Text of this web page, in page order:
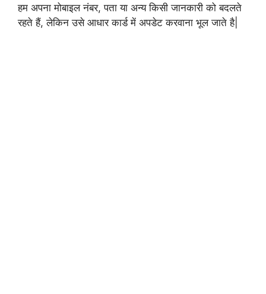
हम अपना मोबाइल नंबर, पता या अन्य किसी जानकारी को बदलते
रहते हैं, लेकिन उसे आधार कार्ड में अपडेट करवाना भूल जाते है|